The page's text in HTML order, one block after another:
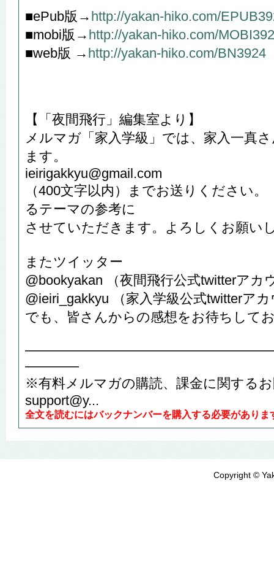
■ePub版→ http://yakan-hiko.com/
■mobi版→ http://yakan-hiko.com/
■web版 → http://yakan-hiko.com/BN3924
【「夜間飛行」編集室より】
メルマガ「家入学級」では、家入一真
ます。
ieirigakkyu@gmail.com
（400文字以内）までお送りください
るテーマの参考に
させていただきます。よろしくお願い
またツイッター
@bookyakan （夜間飛行公式twitterアカ
@ieiri_gakkyu （家入学級公式twitterア
でも、皆さんからの感想をお待ちして
――――
※有料メルマガの購読、課金に関する
support@y...
全文を読むにはバックナンバーを購入する必要がありま
Copyright ©